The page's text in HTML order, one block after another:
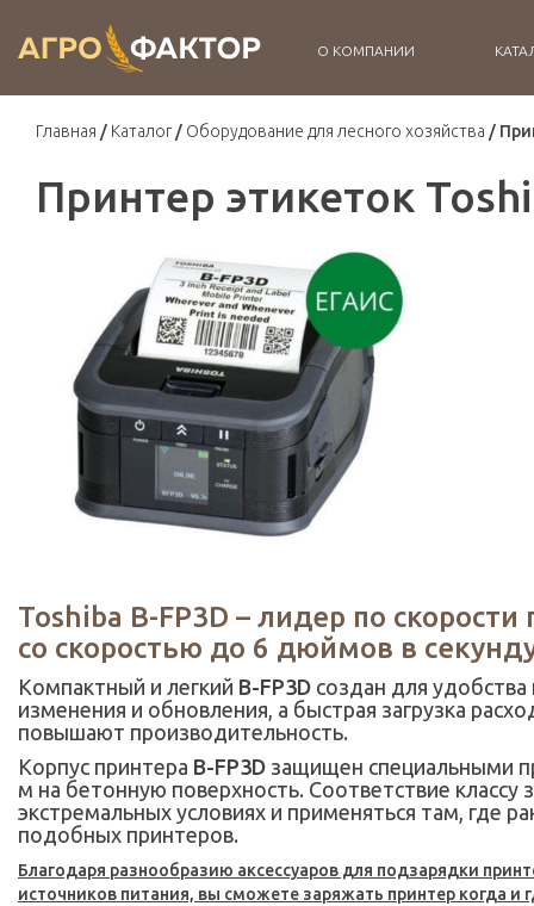
О КОМПАНИИ
Главная Каталог Оборудование для лесного хозяйства
Принтер этикеток
Toshiba B-FP3D – лидер по
со скоростью до 6 дюймов в
Компактный и легкий B-FP3D создан для
изменения и обновления, а быстрая загрузка
повышают производительность.
Корпус принтера B-FP3D защищен специальными
м на бетонную поверхность. Соответствие
экстремальных условиях и применяться там, где
подобных принтеров.
Благодаря разнообразию аксессуаров для подзарядки
источников питания, вы сможете заряжать принтер когда и